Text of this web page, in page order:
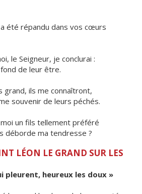
été répandu dans vos cœurs
le Seigneur, je conclurai :
de leur être.
grand, ils me connaîtront,
souvenir de leurs péchés.
un fils tellement préféré
déborde ma tendresse ?
LÉON LE GRAND SUR LES
pleurent, heureux les doux »